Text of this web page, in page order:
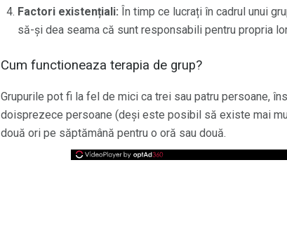
Factori existențiali: În timp ce lucrați în cadrul unui
să-și dea seama că sunt responsabili pentru propria
Cum functioneaza terapia de grup?
Grupurile pot fi la fel de mici ca trei sau patru persoane,
doisprezece persoane (deși este posibil să existe mai
două ori pe săptămână pentru o oră sau două.